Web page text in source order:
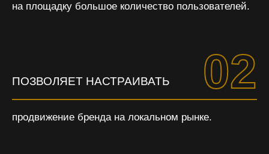
на площадку большое количество пользователей.
ПОЗВОЛЯЕТ НАСТРАИВАТЬ 02
продвижение бренда на локальном рынке.